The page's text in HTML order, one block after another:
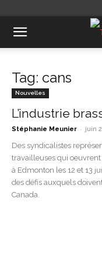
Tag: cans
Nouvelles
L’industrie
Stéphanie Meunier - juin
Des syndicalistes
travailleuses qui
à Edmonton les 12 et 13
des défis auxquels
Canada.